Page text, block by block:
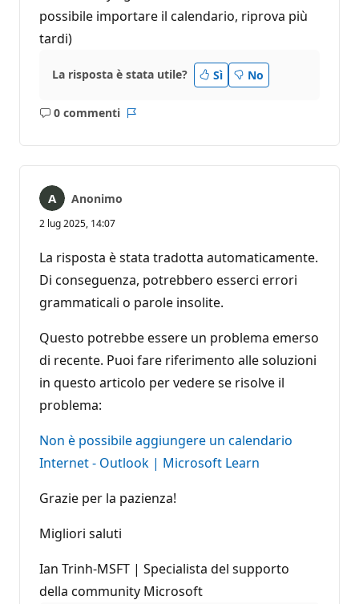
possibile importare il calendario, riprova più
tardi)
La risposta è stata utile? Sì No
0 commenti
Nessun
Anonimo
2 lug 2025, 14:07
La risposta è stata tradotta automaticamente.
Di conseguenza, potrebbero esserci errori
grammaticali o parole insolite.
Questo potrebbe essere un problema emerso
di recente. Puoi fare riferimento alle soluzioni
in questo articolo per vedere se risolve il
problema:
Non è possibile aggiungere un calendario
Internet - Outlook | Microsoft Learn
Grazie per la pazienza!
Migliori saluti
Ian Trinh-MSFT | Specialista del supporto
della community Microsoft